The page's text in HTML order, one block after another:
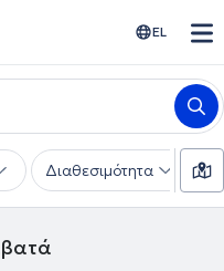
EL
Διαθεσιμότητα